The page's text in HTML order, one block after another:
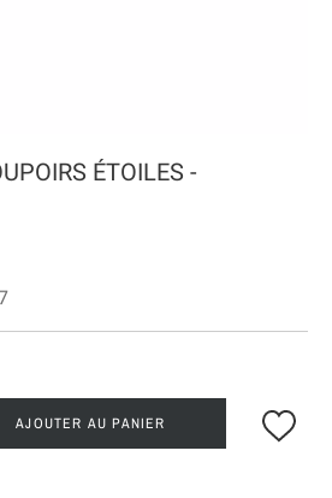
ÉTOILES -
AJOUTER AU PANIER